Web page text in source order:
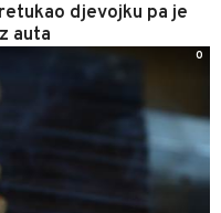
djevojku pa je
auta
0